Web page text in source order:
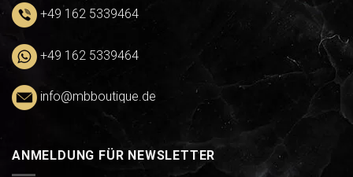
+49 162 5339464
+49 162 5339464
info@mbboutique.de
ANMELDUNG FÜR NEWSLETTER